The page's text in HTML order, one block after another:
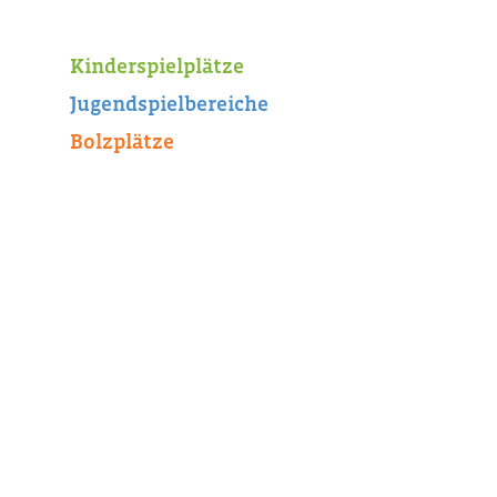
Kinderspielplätze
Jugendspielbereiche
Bolzplätze